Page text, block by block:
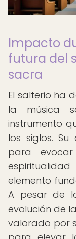
Impacto
futura del
sacra
El salterio ha
la música
instrumento
los siglos.
para
elemento
A pesar de
evolución de
valorado por